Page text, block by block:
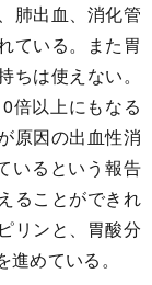
肺出血、消化管
ている。また胃
は使えない。
倍以上にもなる
原因の出血性消
いるという報告
ることができれ
リンと、胃酸分
めている。